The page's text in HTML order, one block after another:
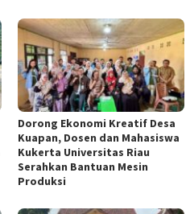
Dorong Ekonomi Kreatif Desa
Kuapan, Dosen dan Mahasiswa
Kukerta Universitas Riau
Serahkan Bantuan Mesin
Produksi